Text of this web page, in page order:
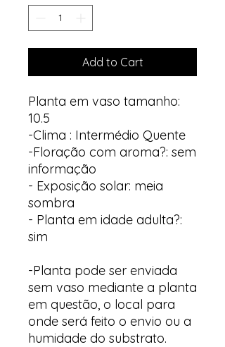
Add to Cart
Planta em vaso tamanho:
10.5
-Clima : Intermédio Quente
-Floração com aroma?: sem
informação
- Exposição solar: meia
sombra
- Planta em idade adulta?:
sim
-Planta pode ser enviada
sem vaso mediante a planta
em questão, o local para
onde será feito o envio ou a
humidade do substrato.